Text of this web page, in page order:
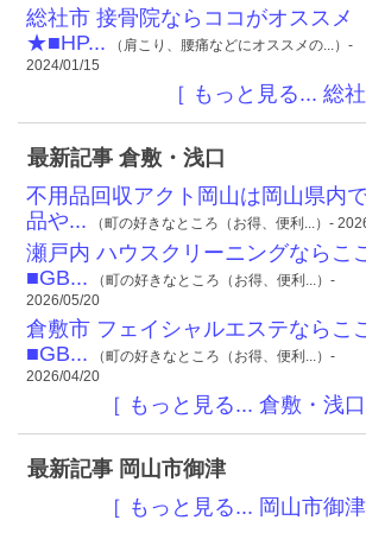
総社市 接骨院ならココがオススメ
★■HP... （肩こり、腰痛などにオススメの...）-
2024/01/15
［ もっと見る... 総社
最新記事 倉敷・浅口
不用品回収アクト岡山は岡山県内
品や... （町の好きなところ（お得、便利...）-
瀬戸内 ハウスクリーニングならこ
■GB... （町の好きなところ（お得、便利...）-
2026/05/20
倉敷市 フェイシャルエステならこ
■GB... （町の好きなところ（お得、便利...）-
2026/04/20
［ もっと見る... 倉敷・浅口
最新記事 岡山市御津
［ もっと見る... 岡山市御津